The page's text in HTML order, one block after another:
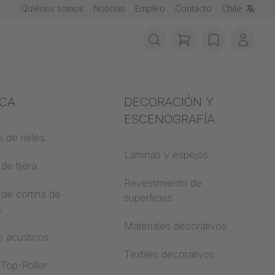
Quiénes somos Noticias Empleo Contacto Chile
contra
Acústica
aprendizaje
abierto
Arquitectura
de rieles
tijera
cortina de
acústicos
Roller
DECORACIÓN Y
ESCENOGRAFÍA
Láminas y espejos
Revestimiento de
superficies
Materiales decorativos
Textiles decorativos
items in cart,
wishlistMi